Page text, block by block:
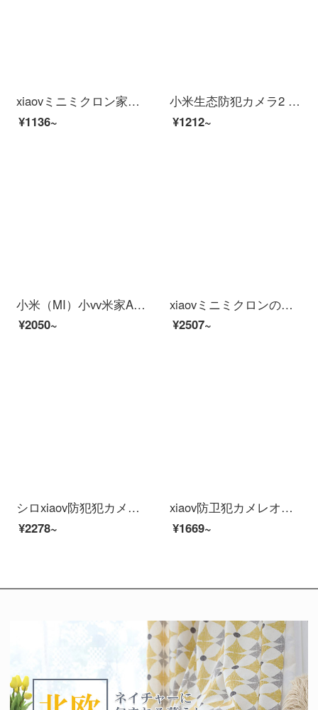
xiaovミニミクロン家のインテリーと連動したHDアウドゥア雲台防衛犯カメラ家2 k赤外線夜間テレビワイヤレンテーネットネットショッピング128 Gメモカド（小康家庭--16-32日間録画可能）
¥1136~
小米生态防犯カメラ2 Kスーパーマーケットサポート米家APP人型探测赤外线夜間视用家ビディアンカメラカメラシステム
¥1212~
小米（MI）小vv米家APPパノラマアビデオ防水防塵パノラマ赤外線夜視アイド人形探偵アパバー停電防止カメラ[米家APP]xiaov Adoka Mede
¥2050~
xiaovミニミクロンの家インテリーと連動したHDアウドゥア雲台防衛犯カメラ家2 k赤外線夜間テレビワイアレンテーネットネットショッピング（裕福な家庭--32-64日間録画可能）
¥2507~
シロxiaov防犯犯カメレオンカメラでHD夜視家庭用モニスティックワイファイ室外外外防塵防水连斯ホリモトでHD夜視家庭用モニルターワイザワイフィ室外外外外外外外外外外外外外
¥2278~
xiaov防卫犯カメレオンテテテテテンビトオカメオProアウドア室外防尘防水连マホリモトでHD夜视家庭用モニルタワイムリングネリング
¥1669~